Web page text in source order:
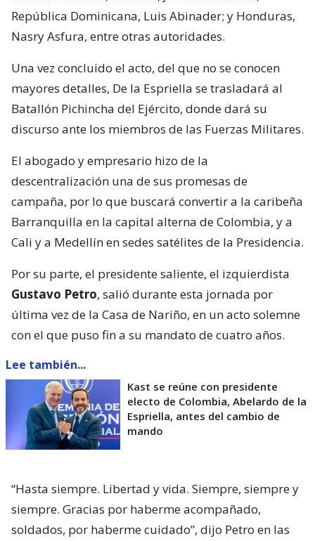
República Dominicana, Luis Abinader; y Honduras,
Nasry Asfura, entre otras autoridades.
Una vez concluido el acto, del que no se conocen
mayores detalles, De la Espriella se trasladará al
Batallón Pichincha del Ejército, donde dará su
discurso ante los miembros de las Fuerzas Militares.
El abogado y empresario hizo de la
descentralización una de sus promesas de
campaña, por lo que buscará convertir a la caribeña
Barranquilla en la capital alterna de Colombia, y a
Cali y a Medellín en sedes satélites de la Presidencia.
Por su parte, el presidente saliente, el izquierdista
Gustavo Petro, salió durante esta jornada por
última vez de la Casa de Nariño, en un acto solemne
con el que puso fin a su mandato de cuatro años.
Lee también...
Kast se reúne con presidente
electo de Colombia, Abelardo de la
Espriella, antes del cambio de
mando
“Hasta siempre. Libertad y vida. Siempre, siempre y
siempre. Gracias por haberme acompañado,
soldados, por haberme cuidado”, dijo Petro en las